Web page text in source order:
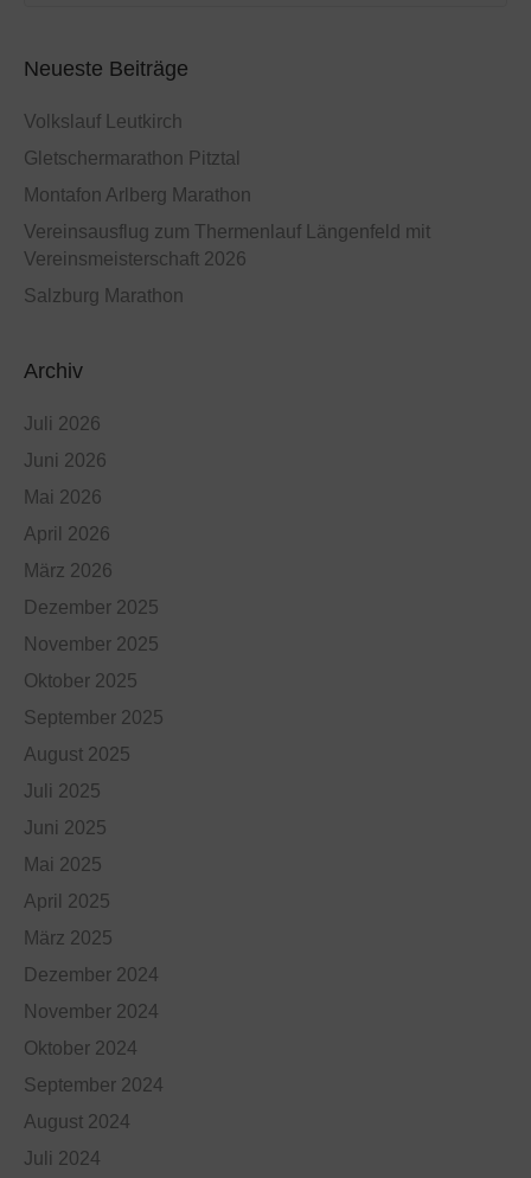
Neueste Beiträge
Volkslauf Leutkirch
Gletschermarathon Pitztal
Montafon Arlberg Marathon
Vereinsausflug zum Thermenlauf Längenfeld mit
Vereinsmeisterschaft 2026
Salzburg Marathon
Archiv
Juli 2026
Juni 2026
Mai 2026
April 2026
März 2026
Dezember 2025
November 2025
Oktober 2025
September 2025
August 2025
Juli 2025
Juni 2025
Mai 2025
April 2025
März 2025
Dezember 2024
November 2024
Oktober 2024
September 2024
August 2024
Juli 2024